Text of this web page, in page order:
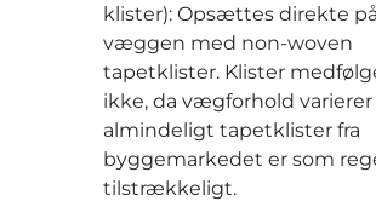
klister): Opsættes direkte på
væggen med non-woven
tapetklister. Klister
ikke, da vægforhold varierer
almindeligt tapetklister fra
byggemarkedet er som
tilstrækkeligt.